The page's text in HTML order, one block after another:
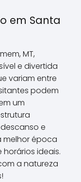
em Santa
MT,
e divertida
variam entre
podem
um
e
melhor época
ideais.
a natureza